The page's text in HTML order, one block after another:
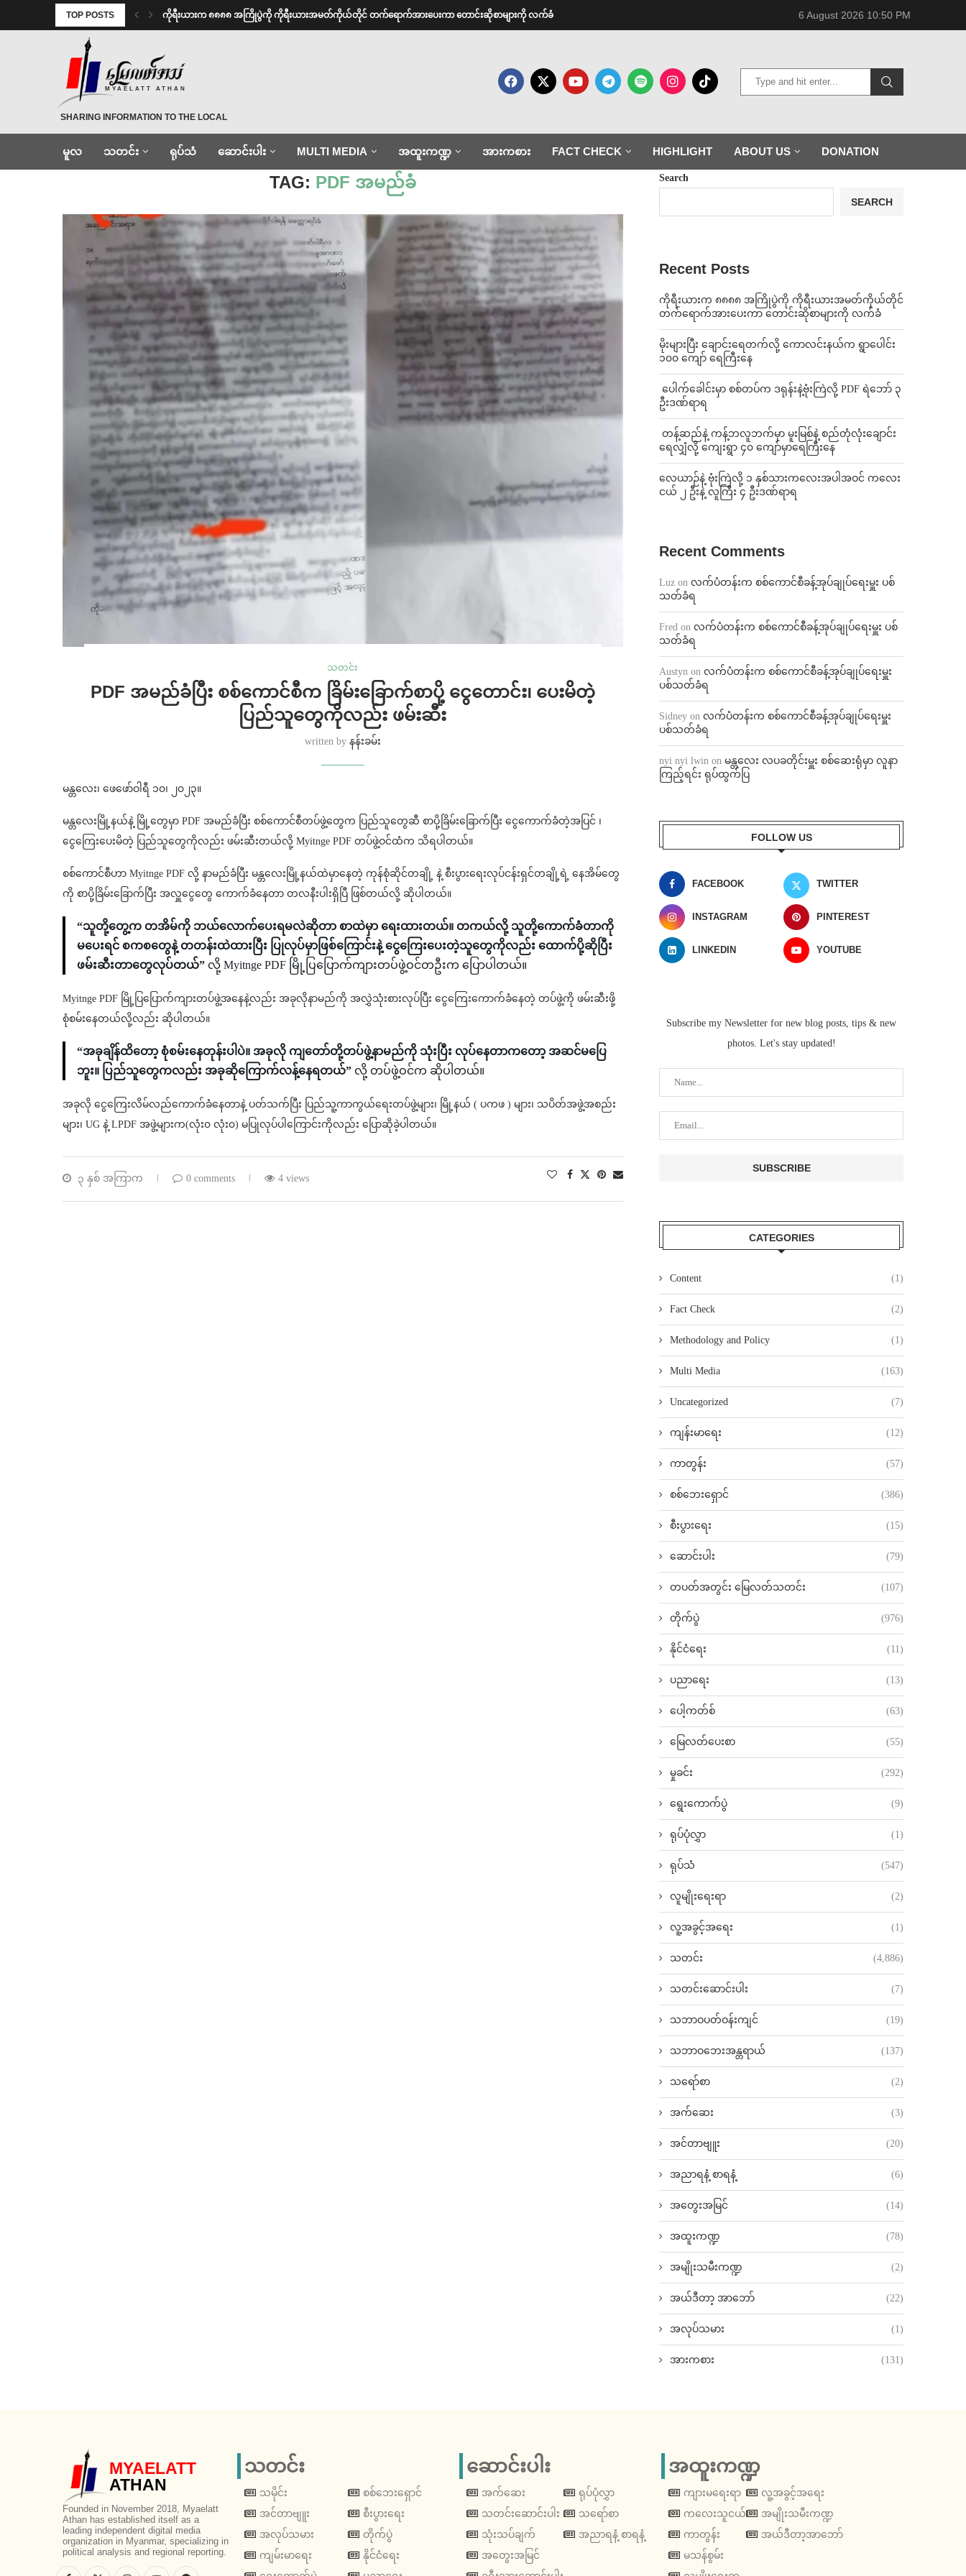
TOP POSTS ကိုရီးယားက ၈၈၈၈ အကြိုပွဲကို ကိုရီးယားအမတ်ကိုယ်တိုင် တက်ရောက်အားပေးကာ တောင်းဆိုစာများကို လက်ခံ 6 August 2026 10:50 PM
MYAELATT ATHAN
SHARING INFORMATION TO THE LOCAL
မူလ သတင်း ရုပ်သံ ဆောင်းပါး MULTI MEDIA အထူးကဏ္ဍ အားကစား FACT CHECK HIGHLIGHT ABOUT US DONATION
Home PDF အမည်ခံ
TAG: PDF အမည်ခံ
သတင်း
PDF အမည်ခံပြီး စစ်ကောင်စီက ခြိမ်းခြောက်စာပို့ ငွေတောင်း၊ ပေးမိတဲ့
ပြည်သူတွေကိုလည်း ဖမ်းဆီး
written by နန်းခမ်း
မန္တလေး၊ ဖေဖော်ဝါရီ ၁၀၊ ၂၀၂၃။
မန္တလေးမြို့နယ်နဲ့ မြို့တွေမှာ PDF အမည်ခံပြီး စစ်ကောင်စီတပ်ဖွဲ့တွေက ပြည်သူတွေဆီ စာပို့ခြိမ်းခြောက်ပြီး ငွေကောက်ခံတဲ့အပြင် ၊
ငွေကြေးပေးမိတဲ့ ပြည်သူတွေကိုလည်း ဖမ်းဆီးတယ်လို့ Myitnge PDF တပ်ဖွဲ့ဝင်ထံက သိရပါတယ်။
စစ်ကောင်စီဟာ Myitnge PDF လို့ နာမည်ခံပြီး မန္တလေးမြို့နယ်ထဲမှာနေတဲ့ ကုန်စုံဆိုင်တချို့ နဲ့ စီးပွားရေးလုပ်ငန်းရှင်တချို့ရဲ့ နေအိမ်တွေ
ကို စာပို့ခြိမ်းခြောက်ပြီး အလှူငွေတွေ ကောက်ခံနေတာ တလနီးပါးရှိပြီ ဖြစ်တယ်လို့ ဆိုပါတယ်။
“သူတို့တွေ့က တအိမ်ကို ဘယ်လောက်ပေးရမလဲဆိုတာ စာထဲမှာ ရေးထားတယ်။ တကယ်လို့ သူတို့ကောက်ခံတာကို
မပေးရင် စကစတွေနဲ့ တတန်းထဲထားပြီး ပြုလုပ်မှာဖြစ်ကြောင်းနဲ့ ငွေကြေးပေးတဲ့သူတွေကိုလည်း ထောက်ပို့ဆိုပြီး
ဖမ်းဆီးတာတွေလုပ်တယ်” လို့ Myitnge PDF မြို့ပြပြောက်ကျားတပ်ဖွဲ့ဝင်တဦးက ပြောပါတယ်။
Myitnge PDF မြို့ပြပြောက်ကျားတပ်ဖွဲ့အနေနဲ့လည်း အခုလိုနာမည်ကို အလွှဲသုံးစားလုပ်ပြီး ငွေကြေးကောက်ခံနေတဲ့ တပ်ဖွဲ့ကို ဖမ်းဆီးဖို့
စုံစမ်းနေတယ်လို့လည်း ဆိုပါတယ်။
“အခုချိန်ထိတော့ စုံစမ်းနေတုန်းပါပဲ။ အခုလို ကျတော်တို့တပ်ဖွဲ့နာမည်ကို သုံးပြီး လုပ်နေတာကတော့ အဆင်မပြေ
ဘူး။ ပြည်သူတွေကလည်း အခုဆိုကြောက်လန့်နေရတယ်” လို့ တပ်ဖွဲ့ဝင်က ဆိုပါတယ်။
အခုလို ငွေကြေးလိမ်လည်ကောက်ခံနေတာနဲ့ ပတ်သက်ပြီး ပြည်သူ့ကာကွယ်ရေးတပ်ဖွဲ့များ၊ မြို့နယ် ( ပကဖ ) များ၊ သပိတ်အဖွဲ့အစည်း
များ၊ UG နဲ့ LPDF အဖွဲ့များက(လုံး၀ လုံး၀) မပြုလုပ်ပါကြောင်းကိုလည်း ပြောဆိုခဲ့ပါတယ်။
၃ နှစ် အကြာက 0 comments 4 views
Search
SEARCH
Recent Posts
ကိုရီးယားက ၈၈၈၈ အကြိုပွဲကို ကိုရီးယားအမတ်ကိုယ်တိုင်
တက်ရောက်အားပေးကာ တောင်းဆိုစာများကို လက်ခံ
⁨မိုးများပြီး ချောင်းရေတက်လို့ ကောလင်းနယ်က ရွာပေါင်း
၁၀၀ ကျော် ရေကြီးနေ
⁩ ⁨ပေါက်ခေါင်းမှာ စစ်တပ်က ဒရုန်းနဲ့ဗုံးကြဲလို့ PDF ရဲဘော် ၃
ဦးဒဏ်ရာရ
⁩ ⁨တန့်ဆည်နဲ့ ကန့်ဘလူဘက်မှာ မူးမြစ်နဲ့ စည်တုံလုံးချောင်း
ရေလျှံလို့ ကျေးရွာ ၄၀ ကျော်မှာရေကြီးနေ
⁨လေယာဉ်နဲ့ ဗုံးကြဲလို့ ၁ နှစ်သားကလေးအပါအဝင် ကလေး
ငယ် ၂ ဦးနဲ့ လူကြီး ၄ ဦးဒဏ်ရာရ
Recent Comments
Luz on လက်ပံတန်းက စစ်ကောင်စီခန့်အုပ်ချုပ်ရေးမှူး ပစ်
သတ်ခံရ
Fred on လက်ပံတန်းက စစ်ကောင်စီခန့်အုပ်ချုပ်ရေးမှူး ပစ်
သတ်ခံရ
Austyn on လက်ပံတန်းက စစ်ကောင်စီခန့်အုပ်ချုပ်ရေးမှူး
ပစ်သတ်ခံရ
Sidney on လက်ပံတန်းက စစ်ကောင်စီခန့်အုပ်ချုပ်ရေးမှူး
ပစ်သတ်ခံရ
nyi nyi lwin on မန္တလေး လပခတိုင်းမှူး စစ်ဆေးရုံမှာ လူနာ
ကြည့်ရင်း ရုပ်ထွက်ပြ
FOLLOW US
FACEBOOK TWITTER
INSTAGRAM PINTEREST
LINKEDIN YOUTUBE
Subscribe my Newsletter for new blog posts, tips & new
photos. Let's stay updated!
CATEGORIES
Content (1)
Fact Check (2)
Methodology and Policy (1)
Multi Media (163)
Uncategorized (7)
ကျန်းမာရေး (12)
ကာတွန်း (57)
စစ်ဘေးရှောင် (386)
စီးပွားရေး (15)
ဆောင်းပါး (79)
တပတ်အတွင်း မြေလတ်သတင်း (107)
တိုက်ပွဲ (976)
နိုင်ငံရေး (11)
ပညာရေး (13)
ပေါ့ကတ်စ် (63)
မြေလတ်ပေးစာ (55)
မှုခင်း (292)
ရွေးကောက်ပွဲ (9)
ရုပ်ပုံလွှာ (1)
ရုပ်သံ (547)
လူမျိုးရေးရာ (2)
လူ့အခွင့်အရေး (1)
သတင်း (4,886)
သတင်းဆောင်းပါး (7)
သဘာဝပတ်ဝန်းကျင် (19)
သဘာဝဘေးအန္တရာယ် (137)
သရော်စာ (2)
အက်ဆေး (3)
အင်တာဗျူး (20)
အညာရနံ့ စာရနံ့ (6)
အတွေးအမြင် (14)
အထူးကဏ္ဍ (78)
အမျိုးသမီးကဏ္ဍ (2)
အယ်ဒီတာ့ အာဘော် (22)
အလုပ်သမား (1)
အားကစား (131)
MYAELATT
ATHAN
Founded in November 2018, Myaelatt
Athan has established itself as a
leading independent digital media
organization in Myanmar, specializing in
political analysis and regional reporting.
သတင်း
သမိုင်း
အင်တာဗျူး
အလုပ်သမား
ကျမ်းမာရေး
စစ်ဘေးရှောင်
စီးပွားရေး
တိုက်ပွဲ
နိုင်ငံရေး
ဆောင်းပါး
အက်ဆေး
သတင်းဆောင်းပါး
သုံးသပ်ချက်
အတွေးအမြင်
ရုပ်ပုံလွှာ
သရော်စာ
အညာရနံ့ စာရနံ့
အထူးကဏ္ဍ
ကျားမရေးရာ
ကလေးသူငယ်
ကာတွန်း
မသန်စွမ်း
လူ့အခွင့်အရေး
အမျိုးသမီးကဏ္ဍ
အယ်ဒီတာ့အာဘော်